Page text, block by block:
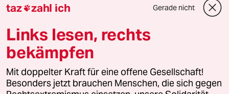
Downloads für Abonnierende
© 2026 taz Verlags und Vertriebs GmbH
Alle Rechte vorbehalten. Bei rechtlichen Fragen oder für Genehmigungen
wenden Sie sich bitte an
lizenzen@taz.de
taz zahl ich Gerade nicht
Links lesen, rechts
bekämpfen
Mit doppelter Kraft für eine offene Gesellschaft!
Besonders jetzt brauchen Menschen, die sich gegen